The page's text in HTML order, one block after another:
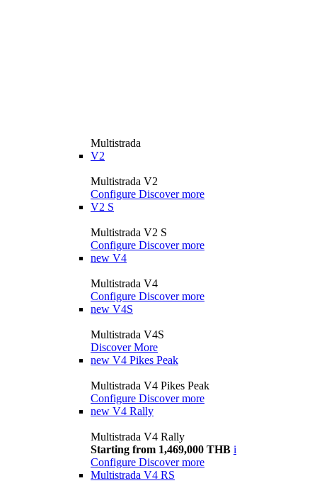
Multistrada
V2
Multistrada V2
Configure Discover more
V2 S
Multistrada V2 S
Configure Discover more
new V4
Multistrada V4
Configure Discover more
new V4S
Multistrada V4S
Discover More
new V4 Pikes Peak
Multistrada V4 Pikes Peak
Configure Discover more
new V4 Rally
Multistrada V4 Rally
Starting from 1,469,000 THB i
Configure Discover more
Multistrada V4 RS